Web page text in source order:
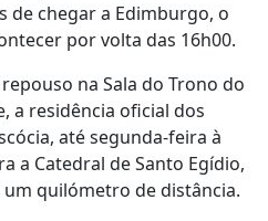
de chegar a Edimburgo, o
por volta das 16h00.
na Sala do Trono do
a residência oficial dos
até segunda-feira à
a Catedral de Santo Egídio,
um quilómetro de distância.